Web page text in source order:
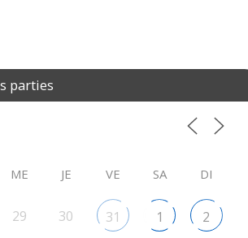
parties
ME JE VE SA DI
29 30 31 1 2